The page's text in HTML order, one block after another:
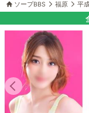
ソープBBS 福原 平